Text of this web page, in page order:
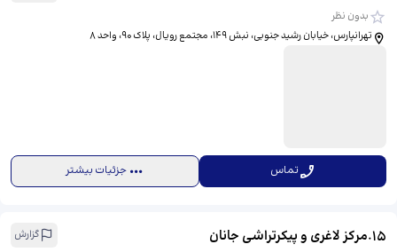
بدون نظر
تهرانپارس، خیابان رشید جنوبی، نبش ۱۴۹، مجتمع رویال، پلاک ۹۰، واحد ۸
تماس جزئیات بیشتر
15
.مرکز لاغری و پیکرتراشی جانان
گزارش